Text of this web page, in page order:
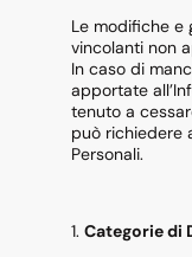
Le modifiche e
vincolanti non
In caso di
apportate
tenuto a
può richiedere
Personali.
1. Categorie di